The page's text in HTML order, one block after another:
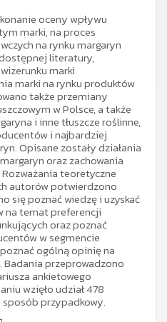
oceny wpływu
marki, na proces
na rynku margaryn
literatury,
marki
marki na rynku produktów
także przemiany
w Polsce, a także
i inne tłuszcze roślinne,
i najbardziej
Opisane zostały działania
oraz zachowania
teoretyczne
autorów potwierdzono
się poznać wiedzę i uzyskać
na temat preferencji
oraz poznać
w segmencie
ogólną opinię na
przeprowadzono
ankietowego
wzięło udział 478
przypadkowy.